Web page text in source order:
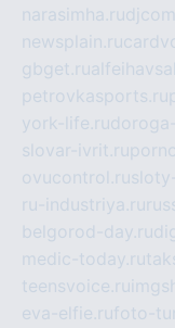
narasimha.ru
newsplain.ru
gbget.ru
petrovkasports.ru
york-life.ru
slovar-ivrit.ru
ovucontrol.ru
ru-industriya.ru
belgorod-day.ru
medic-today.ru
teensvoice.ru
eva-elfie.rufoto-